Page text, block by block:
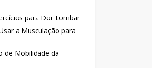
para Dor Lombar
a Musculação para
de Mobilidade da